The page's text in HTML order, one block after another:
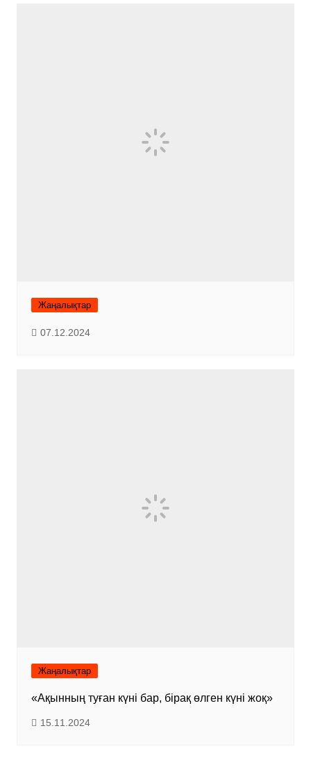
Жаңалықтар
07.12.2024
Жаңалықтар
«Ақынның туған күні бар, бірақ өлген күні жоқ»
15.11.2024